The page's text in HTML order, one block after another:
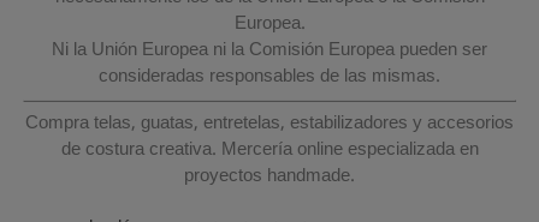
Europea.
Ni la Unión Europea ni la Comisión Europea pueden ser
consideradas responsables de las mismas.
Compra telas, guatas, entretelas, estabilizadores y accesorios
de costura creativa. Mercería online especializada en
proyectos handmade.